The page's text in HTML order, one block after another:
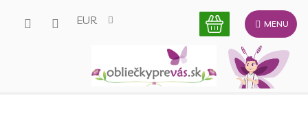
EUR